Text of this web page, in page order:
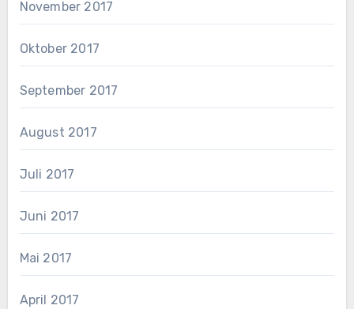
November 2017
Oktober 2017
September 2017
August 2017
Juli 2017
Juni 2017
Mai 2017
April 2017